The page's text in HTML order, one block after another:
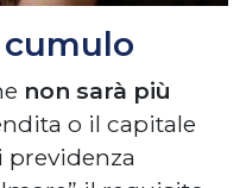
non sarà più
o il capitale